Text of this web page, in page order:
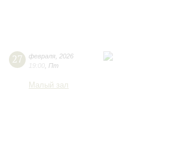
27 февраля 2026
19:00 Пт
Малый зал